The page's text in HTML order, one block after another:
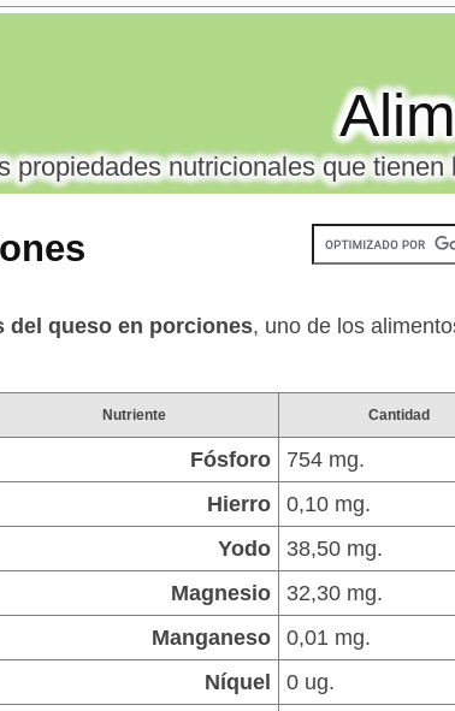
propiedades nutricionales que tienen
del queso en porciones, uno de los
Nutriente Cantidad
Fósforo
754 mg.
Hierro
0,10 mg.
Yodo
38,50 mg.
Magnesio
32,30 mg.
Manganeso
0,01 mg.
Níquel
0 ug.